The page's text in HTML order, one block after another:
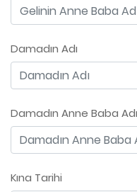
Damadın Adı
Damadın Anne Baba
Kına Tarihi